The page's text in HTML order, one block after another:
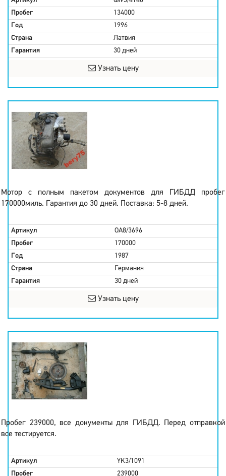
Пробег
134000
Год
1996
Страна
Латвия
Гарантия
30 дней
Узнать цену
Мотор с полным пакетом документов для ГИБДД пробег
170000миль. Гарантия до 30 дней. Поставка: 5-8 дней.
Артикул
OA8/3696
Пробег
170000
Год
1987
Страна
Германия
Гарантия
30 дней
Узнать цену
Пробег 239000, все документы для ГИБДД. Перед отправкой
все тестируется.
Артикул
YK3/1091
Пробег
239000